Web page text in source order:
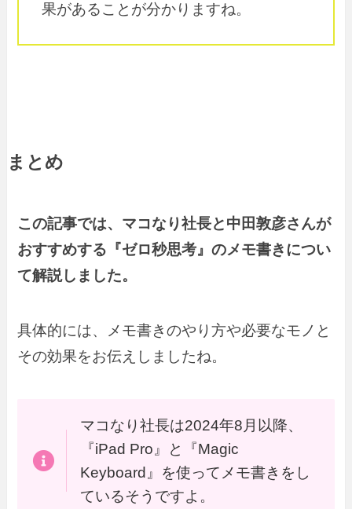
果があることが分かりますね。
まとめ
この記事では、マコなり社長と中田敦彦さんが
おすすめする『ゼロ秒思考』のメモ書きについ
て解説しました。
具体的には、メモ書きのやり方や必要なモノと
その効果をお伝えしましたね。
マコなり社長は2024年8月以降、
『iPad Pro』と『Magic
Keyboard』を使ってメモ書きをし
ているそうですよ。